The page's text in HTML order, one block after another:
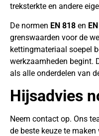
treksterkte en andere
De normen EN 818 en
grenswaarden voor de
kettingmateriaal soepel
werkzaamheden begint.
als alle onderdelen van
Hijsadvies
Neem contact op. Ons
de beste keuze te